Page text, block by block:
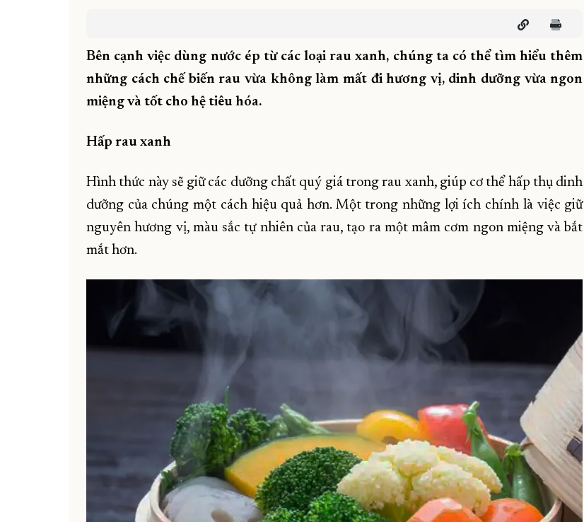
Bên cạnh việc dùng nước ép từ các loại rau xanh, chúng ta có thể tìm hiểu thêm
những cách chế biến rau vừa không làm mất đi hương vị, dinh dưỡng vừa ngon
miệng và tốt cho hệ tiêu hóa.
Hấp rau xanh
Hình thức này sẽ giữ các dưỡng chất quý giá trong rau xanh, giúp cơ thể hấp thụ dinh
dưỡng của chúng một cách hiệu quả hơn. Một trong những lợi ích chính là việc giữ
nguyên hương vị, màu sắc tự nhiên của rau, tạo ra một mâm cơm ngon miệng và bắt
mắt hơn.